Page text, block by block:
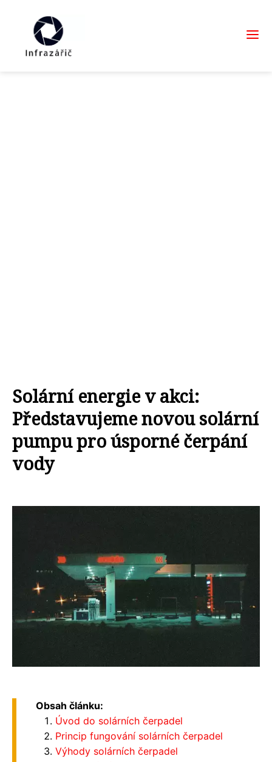
Solární energie v akci:
Představujeme novou solární
pumpu pro úsporné čerpání
vody
Obsah článku:
Úvod do solárních čerpadel
Princip fungování solárních čerpadel
Výhody solárních čerpadel